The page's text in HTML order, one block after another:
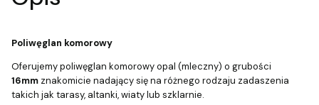
Poliwęglan komorowy
Oferujemy poliwęglan komorowy opal (mleczny) o grubości
16mm znakomicie nadający się na różnego rodzaju zadaszenia
takich jak tarasy, altanki, wiaty lub szklarnie.